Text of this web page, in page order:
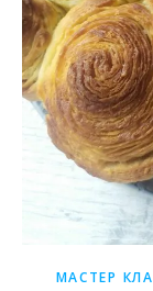
МАСТЕР